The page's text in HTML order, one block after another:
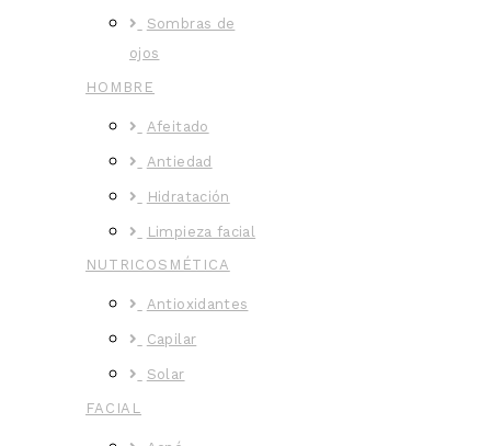
Sombras de
ojos
HOMBRE
Afeitado
Antiedad
Hidratación
Limpieza facial
NUTRICOSMÉTICA
Antioxidantes
Capilar
Solar
FACIAL